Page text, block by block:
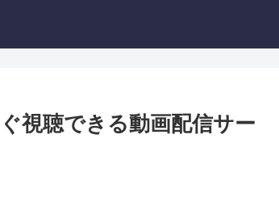
視聴できる動画配信サー